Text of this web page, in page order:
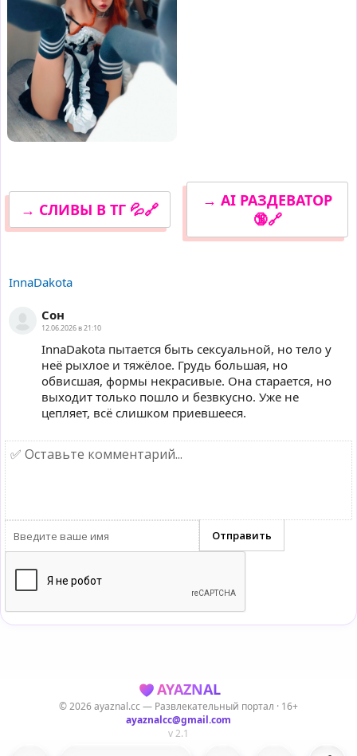
→ СЛИВЫ В ТГ 💦🔗
→ AI РАЗДЕВАТОР
🔞🔗
InnaDakota
Сон
12.06.2026 в 21:10
InnaDakota пытается быть сексуальной, но тело у
неё рыхлое и тяжёлое. Грудь большая, но
обвисшая, формы некрасивые. Она старается, но
выходит только пошло и безвкусно. Уже не
цепляет, всё слишком приевшееся.
AYAZNAL
© 2026 ayaznal.cc — Развлекательный портал · 16+
ayaznalcc@gmail.com
v 2.1